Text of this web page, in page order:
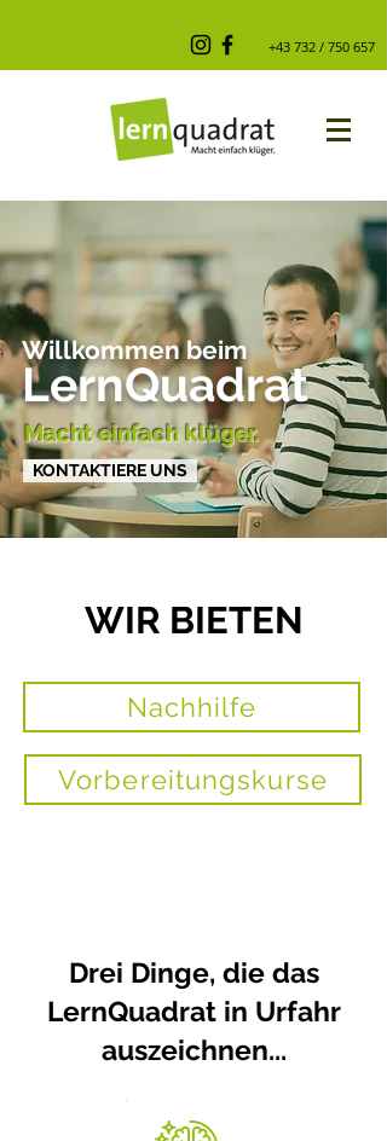
+43 732 / 750 657
Willkommen beim
LernQuadrat
Macht einfach klüger.
KONTAKTIERE UNS
WIR BIETEN
Nachhilfe
Vorbereitungskurse
Drei Dinge, die das
LernQuadrat in Urfahr
auszeichnen...